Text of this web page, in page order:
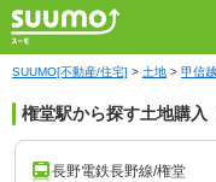
SUUMO[不動産/住宅] > 土地 > 甲信
権堂駅から探す土地購入
長野電鉄長野線/権堂